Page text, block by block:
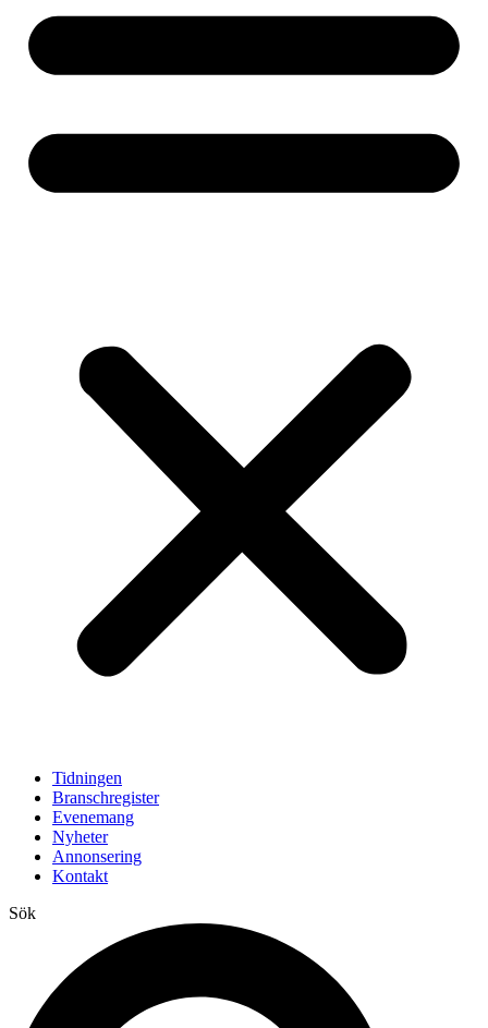
Tidningen
Branschregister
Evenemang
Nyheter
Annonsering
Kontakt
Sök